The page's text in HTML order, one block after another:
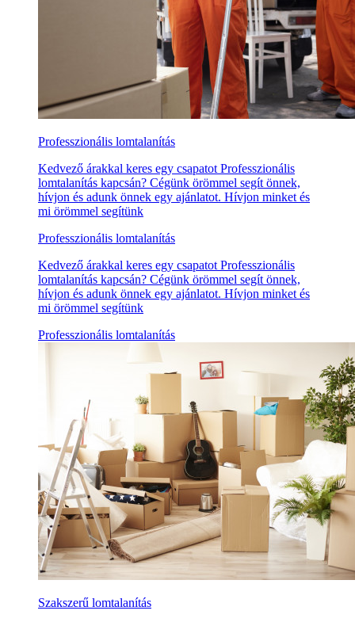
Professzionális lomtalanítás
Kedvező árakkal keres egy csapatot Professzionális
lomtalanítás kapcsán? Cégünk örömmel segít önnek,
hívjon és adunk önnek egy ajánlatot. Hívjon minket és
mi örömmel segítünk
Professzionális lomtalanítás
Kedvező árakkal keres egy csapatot Professzionális
lomtalanítás kapcsán? Cégünk örömmel segít önnek,
hívjon és adunk önnek egy ajánlatot. Hívjon minket és
mi örömmel segítünk
Professzionális lomtalanítás
Szakszerű lomtalanítás